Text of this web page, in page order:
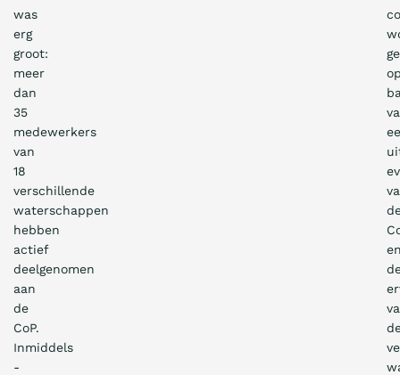
was
erg
groot:
meer
dan
35
medewerkers
van
18
verschillende
waterschappen
hebben
actief
deelgenomen
aan
de
CoP.
Inmiddels
-